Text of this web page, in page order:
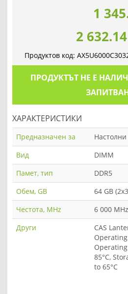
1
2
Продуктов код:
ПРОДУКТЪТ НЕ Е
ХАРАКТЕРИСТИКИ
Предназначен за
Вид
DIMM
Памет, тип
DDR5
Обем, GB
64 GB
Честота, MHz
6 000 MHz
Други
CAS
85°C,
to 65°C